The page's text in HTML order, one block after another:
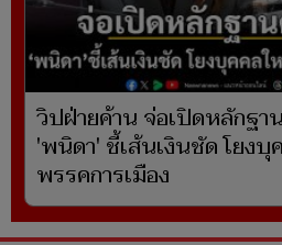
วิปฝ่ายค้าน จ่อเปิดหลักฐา
'พนิดา' ชี้เส้นเงินชัด โยงบุ
พรรคการเมือง